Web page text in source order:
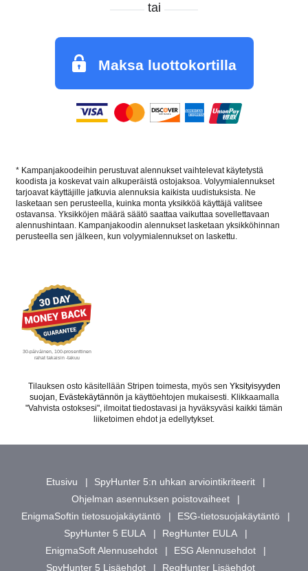
tai
Maksa luottokortilla
* Kampanjakoodeihin perustuvat alennukset vaihtelevat käytetystä
koodista ja koskevat vain alkuperäistä ostojaksoa. Volyymialennukset
tarjoavat käyttäjille jatkuvia alennuksia kaikista uudistuksista. Ne
lasketaan sen perusteella, kuinka monta yksikköä käyttäjä valitsee
ostavansa. Yksikköjen määrä säätö saattaa vaikuttaa sovellettavaan
alennushintaan. Kampanjakoodin alennukset lasketaan yksikköhinnan
perusteella sen jälkeen, kun volyymialennukset on laskettu.
30-päiväinen, 100-prosenttinen
rahat takaisin -takuu
Tilauksen osto käsitellään Stripen toimesta, myös sen Yksityisyyden
suojan, Evästekäytännön ja käyttöehtojen mukaisesti. Klikkaamalla
"Vahvista ostoksesi", ilmoitat tiedostavasi ja hyväksyväsi kaikki tämän
liiketoimen ehdot ja edellytykset.
Etusivu
SpyHunter 5:n uhkan arviointikriteerit
Ohjelman asennuksen poistovaiheet
EnigmaSoftin tietosuojakäytäntö
ESG-tietosuojakäytäntö
SpyHunter 5 EULA
RegHunter EULA
EnigmaSoft Alennusehdot
ESG Alennusehdot
SpyHunter 5 Lisäehdot
RegHunter Lisäehdot